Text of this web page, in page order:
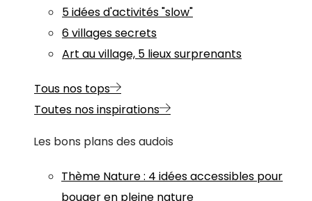
5 idées d'activités "slow"
6 villages secrets
Art au village, 5 lieux surprenants
Tous nos tops
Toutes nos inspirations
Les bons plans des audois
Thème Nature: 4 idées accessibles pour
bouger en pleine nature